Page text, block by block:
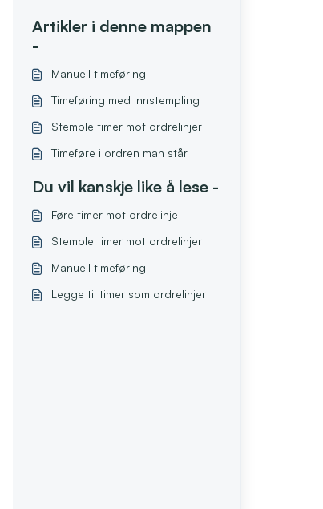
Artikler i denne mappen
-
Manuell timeføring
Timeføring med innstempling
Stemple timer mot ordrelinjer
Timeføre i ordren man står i
Du vil kanskje like å lese -
Føre timer mot ordrelinje
Stemple timer mot ordrelinjer
Manuell timeføring
Legge til timer som ordrelinjer